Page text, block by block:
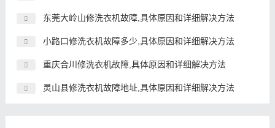
东莞大岭山修洗衣机故障,具体原因和详细解决方法
小路口修洗衣机故障多少,具体原因和详细解决方法
重庆合川修洗衣机故障,具体原因和详细解决方法
灵山县修洗衣机故障地址,具体原因和详细解决方法